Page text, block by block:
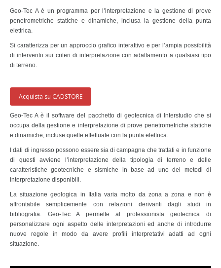
Geo-Tec A è un programma per l’interpretazione e la gestione di prove
penetrometriche statiche e dinamiche, inclusa la gestione della punta
elettrica.
Si caratterizza per un approccio grafico interattivo e per l’ampia possibilità
di intervento sui criteri di interpretazione con adattamento a qualsiasi tipo
di terreno.
Acquista su CADSTORE
Geo-Tec A è il software del pacchetto di geotecnica di Interstudio che si
occupa della gestione e interpretazione di prove penetrometriche statiche
e dinamiche, incluse quelle effettuate con la punta elettrica.
I dati di ingresso possono essere sia di campagna che trattati e in funzione
di questi avviene l’interpretazione della tipologia di terreno e delle
caratteristiche geotecniche e sismiche in base ad uno dei metodi di
interpretazione disponibili.
La situazione geologica in Italia varia molto da zona a zona e non è
affrontabile semplicemente con relazioni derivanti dagli studi in
bibliografia. Geo-Tec A permette al professionista geotecnica di
personalizzare ogni aspetto delle interpretazioni ed anche di introdurre
nuove regole in modo da avere profili interpretativi adatti ad ogni
situazione.